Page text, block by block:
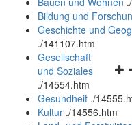
Bildung und
Geschichte und
./141107.htm
und
Gesellschaft
und Soziales
./14554.htm
Gesundheit ./
Kultur ./14556.htm